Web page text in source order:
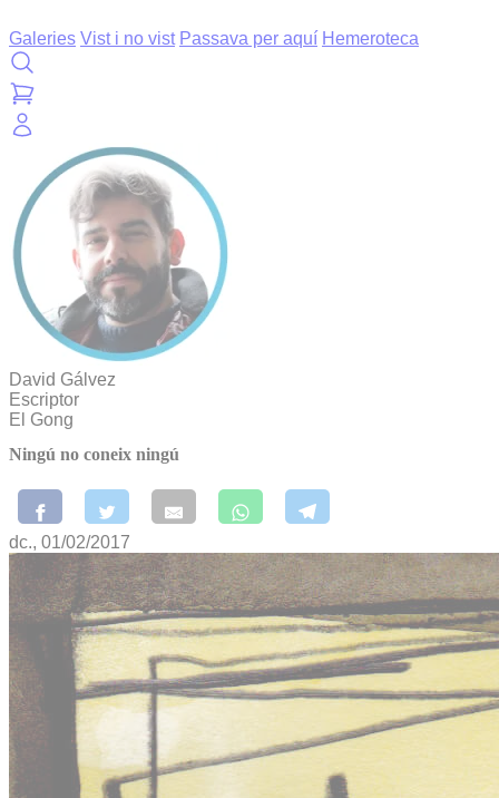
Galeries Vist i no vist Passava per aquí Hemeroteca
David Gálvez
Escriptor
El Gong
Ningú no coneix ningú
dc., 01/02/2017